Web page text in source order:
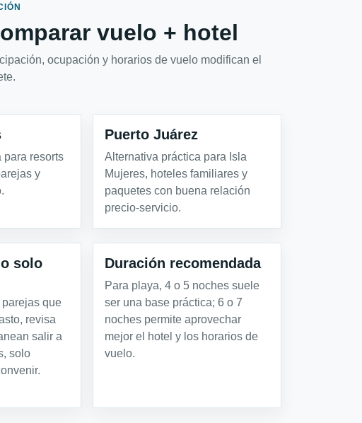
vuelo + hotel
ocupación y horarios de vuelo modifican el
para resorts
y
Puerto Juárez
Alternativa práctica para Isla
Mujeres, hoteles familiares y
paquetes con buena relación
precio-servicio.
solo
que
revisa
salir a
solo
Duración recomendada
Para playa, 4 o 5 noches suele
ser una base práctica; 6 o 7
noches permite aprovechar
mejor el hotel y los horarios de
vuelo.